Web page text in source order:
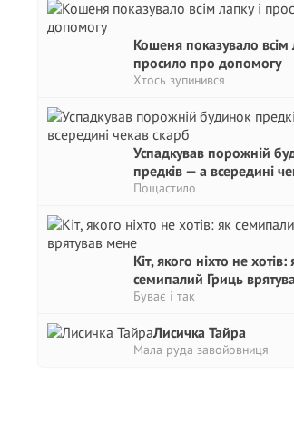
Кошеня показувало всім
просило про допомогу
Хтось зупинився
Успадкував порожній
предків — а всередині
Пощастило
Кіт, якого ніхто не хотів:
семипалий Гриць
Буває і так
Лисичка Тайра
Мала руда завойовниця